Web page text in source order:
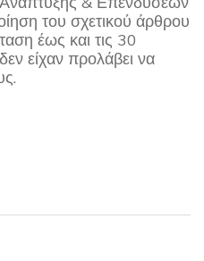
του σχετικού άρθρου
έως και τις 30
είχαν προλάβει να